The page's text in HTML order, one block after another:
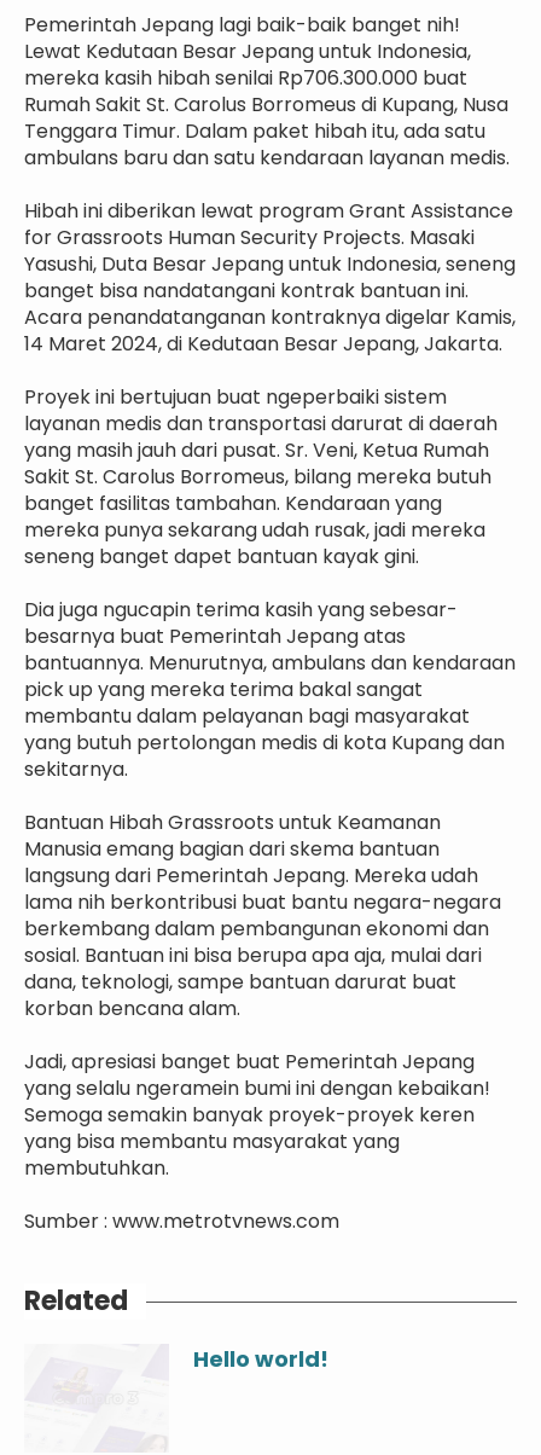
Pemerintah Jepang lagi baik-baik banget nih!
Lewat Kedutaan Besar Jepang untuk Indonesia,
mereka kasih hibah senilai Rp706.300.000 buat
Rumah Sakit St. Carolus Borromeus di Kupang, Nusa
Tenggara Timur. Dalam paket hibah itu, ada satu
ambulans baru dan satu kendaraan layanan medis.
Hibah ini diberikan lewat program Grant Assistance
for Grassroots Human Security Projects. Masaki
Yasushi, Duta Besar Jepang untuk Indonesia, seneng
banget bisa nandatangani kontrak bantuan ini.
Acara penandatanganan kontraknya digelar Kamis,
14 Maret 2024, di Kedutaan Besar Jepang, Jakarta.
Proyek ini bertujuan buat ngeperbaiki sistem
layanan medis dan transportasi darurat di daerah
yang masih jauh dari pusat. Sr. Veni, Ketua Rumah
Sakit St. Carolus Borromeus, bilang mereka butuh
banget fasilitas tambahan. Kendaraan yang
mereka punya sekarang udah rusak, jadi mereka
seneng banget dapet bantuan kayak gini.
Dia juga ngucapin terima kasih yang sebesar-
besarnya buat Pemerintah Jepang atas
bantuannya. Menurutnya, ambulans dan kendaraan
pick up yang mereka terima bakal sangat
membantu dalam pelayanan bagi masyarakat
yang butuh pertolongan medis di kota Kupang dan
sekitarnya.
Bantuan Hibah Grassroots untuk Keamanan
Manusia emang bagian dari skema bantuan
langsung dari Pemerintah Jepang. Mereka udah
lama nih berkontribusi buat bantu negara-negara
berkembang dalam pembangunan ekonomi dan
sosial. Bantuan ini bisa berupa apa aja, mulai dari
dana, teknologi, sampe bantuan darurat buat
korban bencana alam.
Jadi, apresiasi banget buat Pemerintah Jepang
yang selalu ngeramein bumi ini dengan kebaikan!
Semoga semakin banyak proyek-proyek keren
yang bisa membantu masyarakat yang
membutuhkan.
Sumber : www.metrotvnews.com
Related
Hello world!